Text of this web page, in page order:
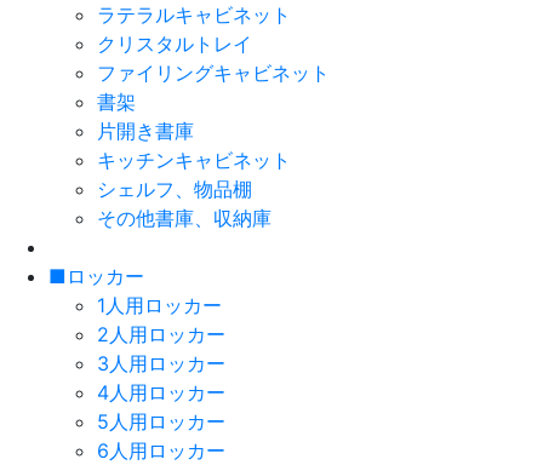
ラテラルキャビネット
クリスタルトレイ
ファイリングキャビネット
書架
片開き書庫
キッチンキャビネット
シェルフ、物品棚
その他書庫、収納庫
■ロッカー
1人用ロッカー
2人用ロッカー
3人用ロッカー
4人用ロッカー
5人用ロッカー
6人用ロッカー